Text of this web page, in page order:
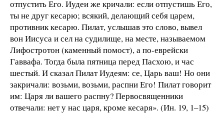
отпустить Его. Иудеи же кричали: если отпустишь Его,
ты не друг кесарю; всякий, делающий себя царем,
противник кесарю. Пилат, услышав это слово, вывел
вон Иисуса и сел на судилище, на месте, называемом
Лифостротон (каменный помост), а по-еврейски
Гаввафа. Тогда была пятница перед Пасхою, и час
шестый. И сказал Пилат Иудеям: се, Царь ваш! Но они
закричали: возьми, возьми, распни Его! Пилат говорит
им: Царя ли вашего распну? Первосвященники
отвечали: нет у нас царя, кроме кесаря». (Ин. 19, 1–15)